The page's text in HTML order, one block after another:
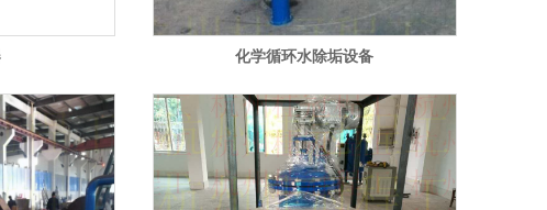
化学循环水除垢设备